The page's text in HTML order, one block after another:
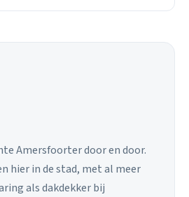
Amersfoorter door en door.
hier in de stad, met al meer
als dakdekker bij